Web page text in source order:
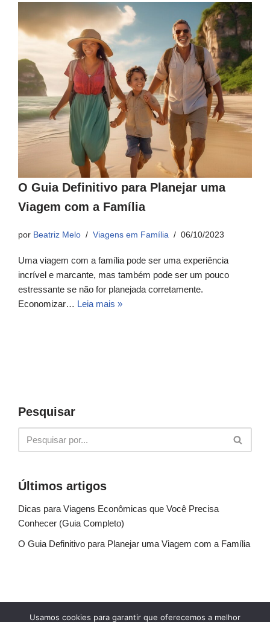
O Guia Definitivo para Planejar uma
Viagem com a Família
por Beatriz Melo Viagens em Família 06/10/2023
Uma viagem com a família pode ser uma experiência
incrível e marcante, mas também pode ser um pouco
estressante se não for planejada corretamente.
Economizar… Leia mais »
Pesquisar
Últimos artigos
Dicas para Viagens Econômicas que Você Precisa
Conhecer (Guia Completo)
O Guia Definitivo para Planejar uma Viagem com a Família
Sobre Nós Fale conosco Política de Privacidade
Usamos cookies para garantir que oferecemos a melhor